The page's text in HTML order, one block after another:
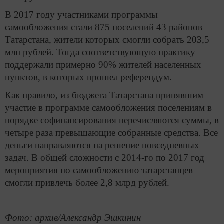
В 2017 году участниками программы
самообложения стали 875 поселений 43 районов
Татарстана, жители которых смогли собрать 203,5
млн рублей. Тогда соответствующую практику
поддержали примерно 90% жителей населенных
пунктов, в которых прошел референдум.
Как правило, из бюджета Татарстана принявшим
участие в программе самообложения поселениям в
порядке софинансирования перечисляются суммы, в
четыре раза превышающие собранные средства. Все
деньги направляются на решение повседневных
задач. В общей сложности с 2014-го по 2017 год
мероприятия по самообложению татарстанцев
смогли привлечь более 2,8 млрд рублей.
Фото: архив/Александр Эшкинин